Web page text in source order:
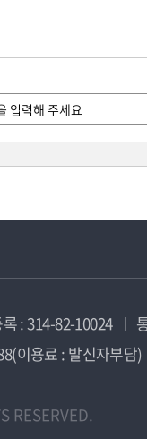
: 314-82-10024
이용료 : 발신자부담)
RESERVED.